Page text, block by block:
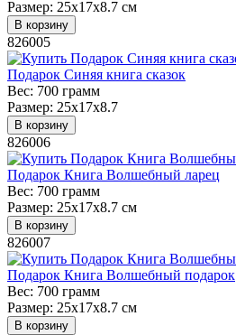
Размер: 25x17x8.7 см
В корзину
826005
Подарок Синяя книга сказок
Вес: 700 грамм
Размер: 25x17x8.7
В корзину
826006
Подарок Книга Волшебный ларец
Вес: 700 грамм
Размер: 25x17x8.7 см
В корзину
826007
Подарок Книга Волшебный подарок
Вес: 700 грамм
Размер: 25x17x8.7 см
В корзину